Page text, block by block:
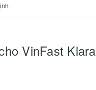
VinFast Klara